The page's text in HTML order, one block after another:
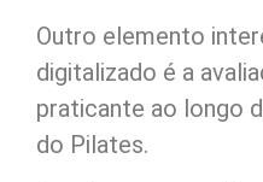
Outro elemento
digitalizado é a
praticante ao longo
do Pilates.